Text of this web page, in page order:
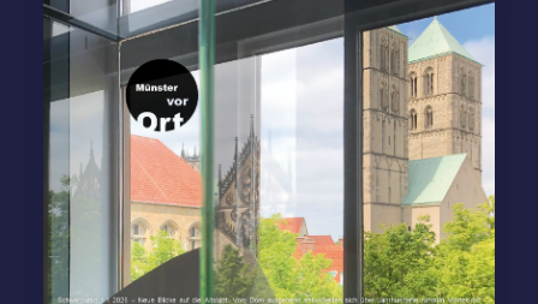
Vita
Kontakt
Suche